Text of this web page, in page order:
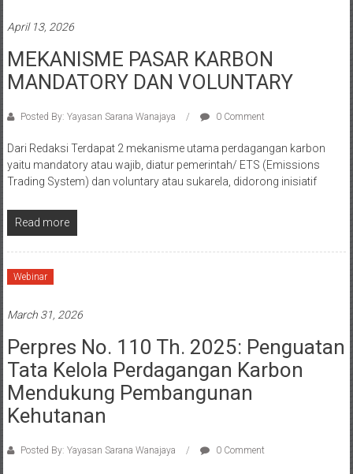
April 13, 2026
MEKANISME PASAR KARBON
MANDATORY DAN VOLUNTARY
Posted By: Yayasan Sarana Wanajaya 0 Comment
Dari Redaksi Terdapat 2 mekanisme utama perdagangan karbon
yaitu mandatory atau wajib, diatur pemerintah/ ETS (Emissions
Trading System) dan voluntary atau sukarela, didorong inisiatif
Read more
Webinar
March 31, 2026
Perpres No. 110 Th. 2025: Penguatan
Tata Kelola Perdagangan Karbon
Mendukung Pembangunan
Kehutanan
Posted By: Yayasan Sarana Wanajaya 0 Comment